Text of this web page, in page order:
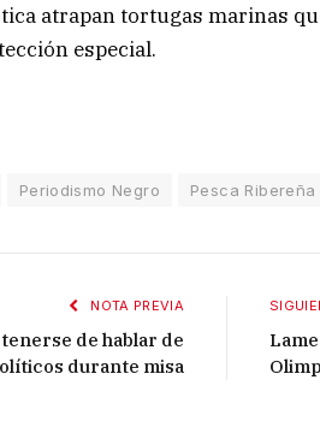
atrapan tortugas marinas
especial.
Periodismo Negro Pesca Ribereña
NOTA PREVIA
de hablar de
durante misa